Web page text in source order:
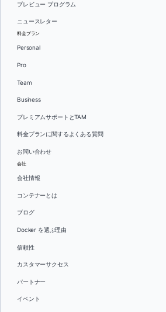
プレビュー プログラム
ニュースレター
料金プラン
Personal
Pro
Team
Business
プレミアムサポートとTAM
料金プランに関するよくある質問
お問い合わせ
会社
会社情報
コンテナーとは
ブログ
Docker を選ぶ理由
信頼性
カスタマーサクセス
パートナー
イベント